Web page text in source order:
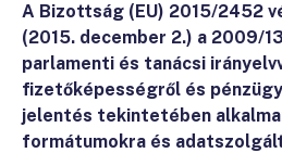
A Bizottság (EU) 2015/2452
(2015. december 2.) a 2009/
parlamenti és tanácsi
fizetőképességről és
jelentés tekintetében
formátumokra és